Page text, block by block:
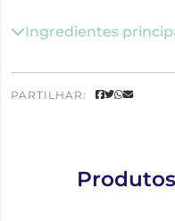
Ingredientes
PARTILHAR: